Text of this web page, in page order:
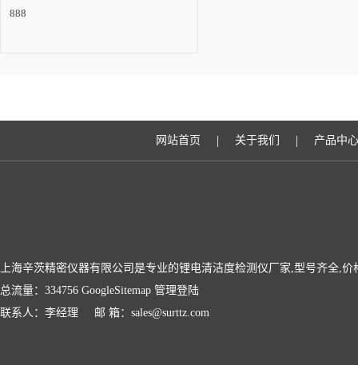
888
网站首页 | 关于我们 | 产品中心
上海辛茨精密仪器有限公司是专业的锂电清洁度检测仪厂家,型号齐全,
总流量：334756 GoogleSitemap 管理登陆
联系人：李经理 邮 箱：sales@surttz.com